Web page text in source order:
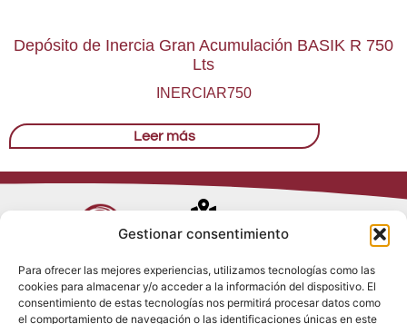
Gestionar consentimiento
Para ofrecer las mejores experiencias, utilizamos tecnologías como las
cookies para almacenar y/o acceder a la información del dispositivo. El
consentimiento de estas tecnologías nos permitirá procesar datos como
el comportamiento de navegación o las identificaciones únicas en este
Depósito de Inercia Gran Acumulación BASIK R 750
Lts
INERCIAR750
Leer más
Avenida de
28017 Madrid
(España)
Política de
Privacidad